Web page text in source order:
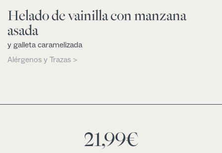
Helado de vainilla con manzana
asada
y galleta caramelizada
Alérgenos y Trazas >
21,99€